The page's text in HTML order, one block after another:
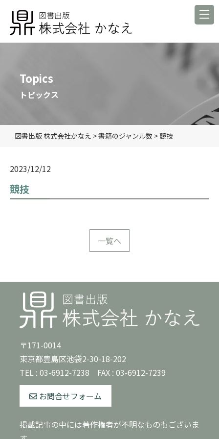
Topics
トピックス
図書出版 株式会社かなえ >書籍のジャンル数 > 競技
2023/12/12
競技
一覧へ
〒171-0014
東京都豊島区池袋2-30-18-202
TEL : 03-6912-7238 FAX : 03-6912-7239
お問合せフォーム
掲載記事の中には著作権者が不明なものもございま